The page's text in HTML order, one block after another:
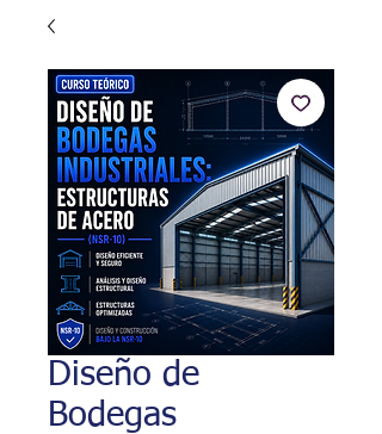
Diseño de
Bodegas